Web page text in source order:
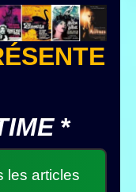
*
les articles